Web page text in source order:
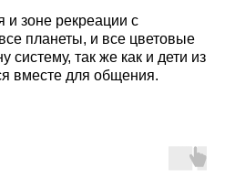
зоне рекреации с
планеты, и все цветовые
систему, так же как и дети из
вместе для общения.